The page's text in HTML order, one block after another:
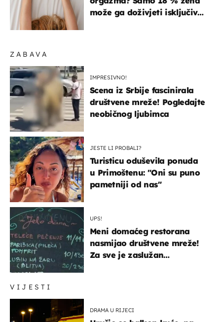
VIJESTI
DRAMA U RIJECI
ZABAVA
IMPRESIVNO!
Scena iz Srbije fascinirala
društvene mreže! Pogledajte
neobičnog ljubimca
JESTE LI PROBALI?
Turisticu oduševila ponuda
u Primoštenu: "Oni su puno
pametniji od nas"
UPS!
Meni domaćeg restorana
nasmijao društvene mreže!
Za sve je zaslužan
može ga doživjeti isključivo